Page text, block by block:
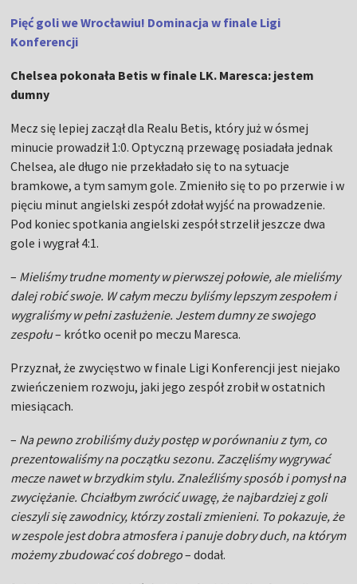
Pięć goli we Wrocławiu! Dominacja w finale Ligi
Konferencji
Chelsea pokonała Betis w finale LK. Maresca: jestem
dumny
Mecz się lepiej zaczął dla Realu Betis, który już w ósmej
minucie prowadził 1:0. Optyczną przewagę posiadała jednak
Chelsea, ale długo nie przekładało się to na sytuacje
bramkowe, a tym samym gole. Zmieniło się to po przerwie i w
pięciu minut angielski zespół zdołał wyjść na prowadzenie.
Pod koniec spotkania angielski zespół strzelił jeszcze dwa
gole i wygrał 4:1.
– Mieliśmy trudne momenty w pierwszej połowie, ale mieliśmy
dalej robić swoje. W całym meczu byliśmy lepszym zespołem i
wygraliśmy w pełni zasłużenie. Jestem dumny ze swojego
zespołu– krótko ocenił po meczu Maresca.
Przyznał, że zwycięstwo w finale Ligi Konferencji jest niejako
zwieńczeniem rozwoju, jaki jego zespół zrobił w ostatnich
miesiącach.
– Na pewno zrobiliśmy duży postęp w porównaniu z tym, co
prezentowaliśmy na początku sezonu. Zaczęliśmy wygrywać
mecze nawet w brzydkim stylu. Znaleźliśmy sposób i pomysł na
zwyciężanie. Chciałbym zwrócić uwagę, że najbardziej z goli
cieszyli się zawodnicy, którzy zostali zmienieni. To pokazuje, że
w zespole jest dobra atmosfera i panuje dobry duch, na którym
możemy zbudować coś dobrego– dodał.